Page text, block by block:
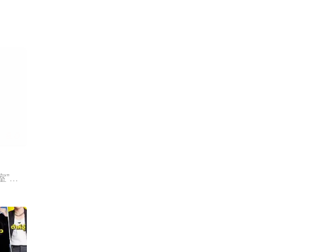
智胜对手，并保持团队合作，争取赢得100万美元的奖
”们一直居住在加州洛杉矶郊区的卡拉巴萨斯。如今，新一代明星即将在《卡拉